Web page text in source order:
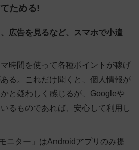
ためる!
広告を見るなど、スマホで小遣
時間を使って各種ポイントが稼げ
る。これだけ聞くと、個人情報が
と疑わしく感じるが、Googleや
るものであれば、安心して利用し
ニター」はAndroidアプリのみ提